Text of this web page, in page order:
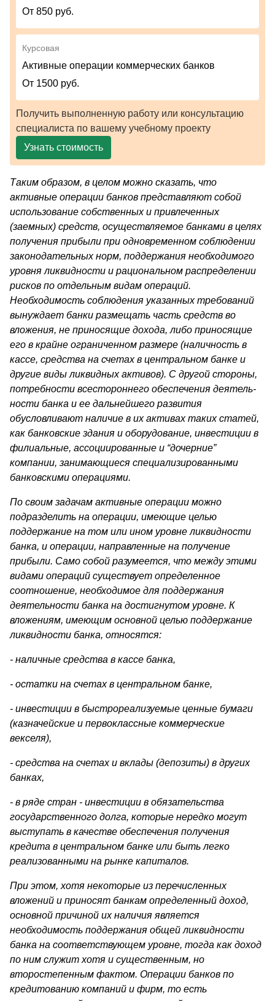
От 850 руб.
Курсовая
Активные операции коммерческих банков
От 1500 руб.
Получить выполненную работу или консультацию
специалиста по вашему учебному проекту
Узнать стоимость
Таким образом, в целом можно сказать, что
активные операции банков представляют собой
использование собственных и привлечен­ных
(заемных) средств, осуществляемое банками в целях
получения прибыли при одновременном соблюдении
законодательных норм, под­держания необходимого
уровня ликвидности и рациональном распре­делении
рисков по отдельным видам операций.
Необходимость со­блюдения указанных требований
вынуждает банки размещать часть средств во
вложения, не приносящие дохода, либо приносящие
его в крайне ограниченном размере (наличность в
кассе, средства на счетах в центральном банке и
другие виды ликвидных активов). С другой стороны,
потребности всестороннего обеспечения деятель­
ности банка и ее дальнейшего развития
обусловливают наличие в их активах таких статей,
как банковские здания и оборудование, инве­стиции в
филиальные, ассоциированные и “дочерние”
компании, зани­мающиеся специализированными
банковскими операциями.
По своим задачам активные операции можно
подразделить на операции, имеющие целью
поддержание на том или ином уровне лик­видности
банка, и операции, направленные на получение
прибыли. Само собой разумеется, что между этими
видами операций су­ществует определенное
соотношение, необходимое для поддержания
деятельности банка на достигнутом уровне. К
вложениям, имею­щим основной целью поддержание
ликвидности банка, относятся:
- наличные средства в кассе банка,
- остатки на счетах в центральном банке,
- инвестиции в быстрореализуемые ценные бумаги
(казначейские и первоклассные коммерческие
векселя),
- средства на счетах и вклады (депозиты) в других
банках,
- в ряде стран - инвестиции в обязательства
государственного долга, которые нередко могут
выступать в качестве обеспечения получения
кредита в центральном банке или быть легко
реализован­ными на рынке капиталов.
При этом, хотя некоторые из перечисленных
вложений и прино­сят банкам определенный доход,
основной причиной их наличия яв­ляется
необходимость поддержания общей ликвидности
банка на соответствующем уровне, тогда как доход
по ним служит хотя и существенным, но
второстепенным фактом. Операции банков по
кредитованию компаний и фирм, то есть